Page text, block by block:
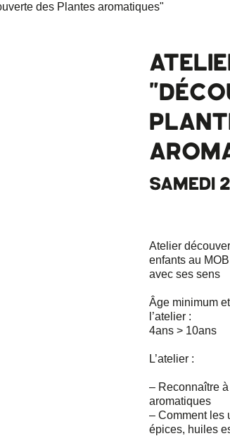
SAMEDI
Atelier
enfants au
avec ses sens
Âge minimum
l’atelier :
4ans > 10ans
L’atelier :
– Reconnaître
aromatiques
– Comment les
épices, huiles